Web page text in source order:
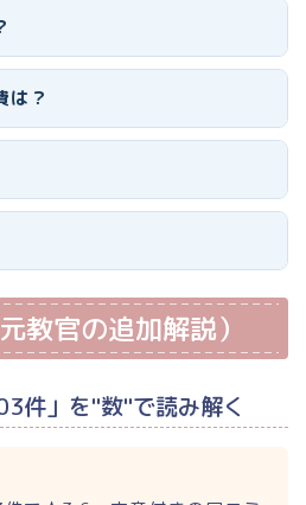
は？
教官の追加解説）
件」を"数"で読み解く